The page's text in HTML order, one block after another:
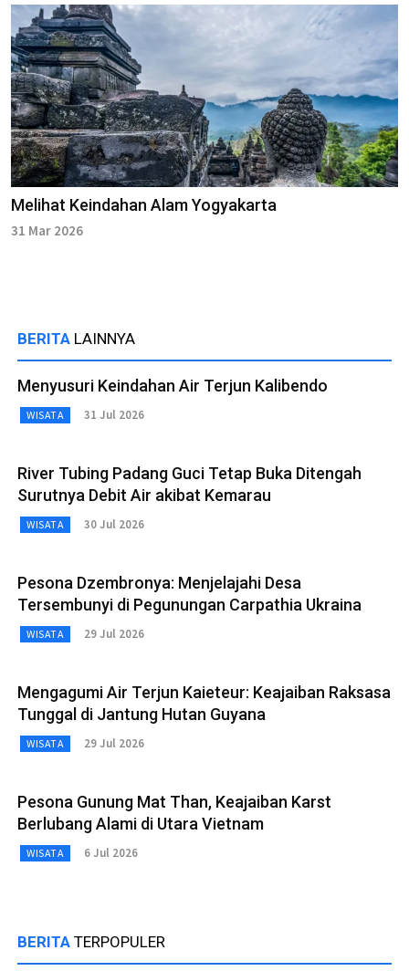
Melihat Keindahan Alam Yogyakarta
31 Mar 2026
BERITA LAINNYA
Menyusuri Keindahan Air Terjun Kalibendo
WISATA 31 Jul 2026
River Tubing Padang Guci Tetap Buka Ditengah
Surutnya Debit Air akibat Kemarau
WISATA 30 Jul 2026
Pesona Dzembronya: Menjelajahi Desa
Tersembunyi di Pegunungan Carpathia Ukraina
WISATA 29 Jul 2026
Mengagumi Air Terjun Kaieteur: Keajaiban Raksasa
Tunggal di Jantung Hutan Guyana
WISATA 29 Jul 2026
Pesona Gunung Mat Than, Keajaiban Karst
Berlubang Alami di Utara Vietnam
WISATA 6 Jul 2026
BERITA TERPOPULER